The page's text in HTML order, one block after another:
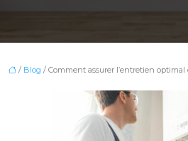
/ Blog / Comment assurer l’entretien optimal